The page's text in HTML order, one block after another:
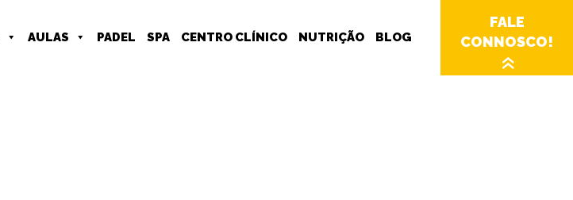
AULAS PADEL SPA CENTRO CLÍNICO NUTRIÇÃO BLOG
FALE
CONNOSCO!
»